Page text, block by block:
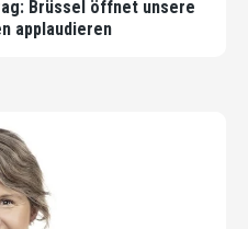
Brüssel öffnet unsere
applaudieren